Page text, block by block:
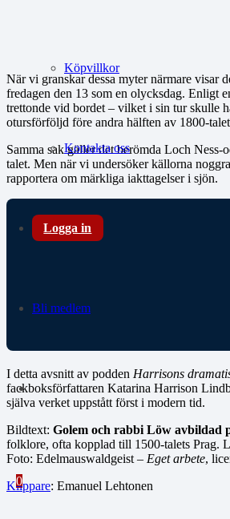
Köpvillkor
Kontakta oss
Logga in
Bli medlem
0
När vi granskar dessa myter närmare visar
fredagen den 13 som en olycksdag. Enligt
trettonde vid bordet – vilket i sin tur skulle
otursförföljd före andra hälften av 1800-
Samma sak gäller det berömda Loch
talet. Men när vi undersöker källorna
rapportera om märkliga iakttagelser i sjön.
I detta avsnitt av podden Harrisons
fackboksförfattaren Katarina Harrison
själva verket uppstått först i modern tid.
Bildtext: Golem och rabbi Löw avbildad
folklore, ofta kopplad till 1500-talets Prag.
Foto: Edelmauswaldgeist – Eget arbete,
Klippare: Emanuel Lehtonen